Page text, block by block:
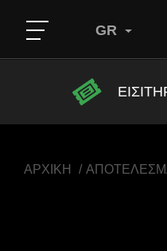
GR
ΑΡΧΙΚΗ